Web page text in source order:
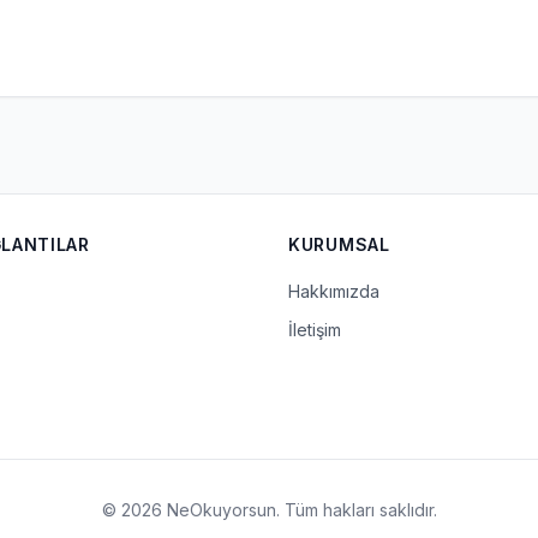
KURUMSAL
Hakkımızda
İletişim
© 2026 NeOkuyorsun. Tüm hakları saklıdır.